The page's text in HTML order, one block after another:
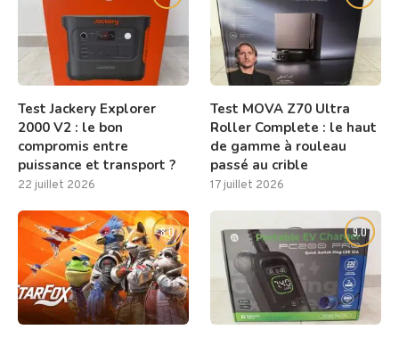
Test Jackery Explorer
2000 V2 : le bon
compromis entre
puissance et transport ?
22 juillet 2026
Test MOVA Z70 Ultra
Roller Complete : le haut
de gamme à rouleau
passé au crible
17 juillet 2026
8.0 9.0